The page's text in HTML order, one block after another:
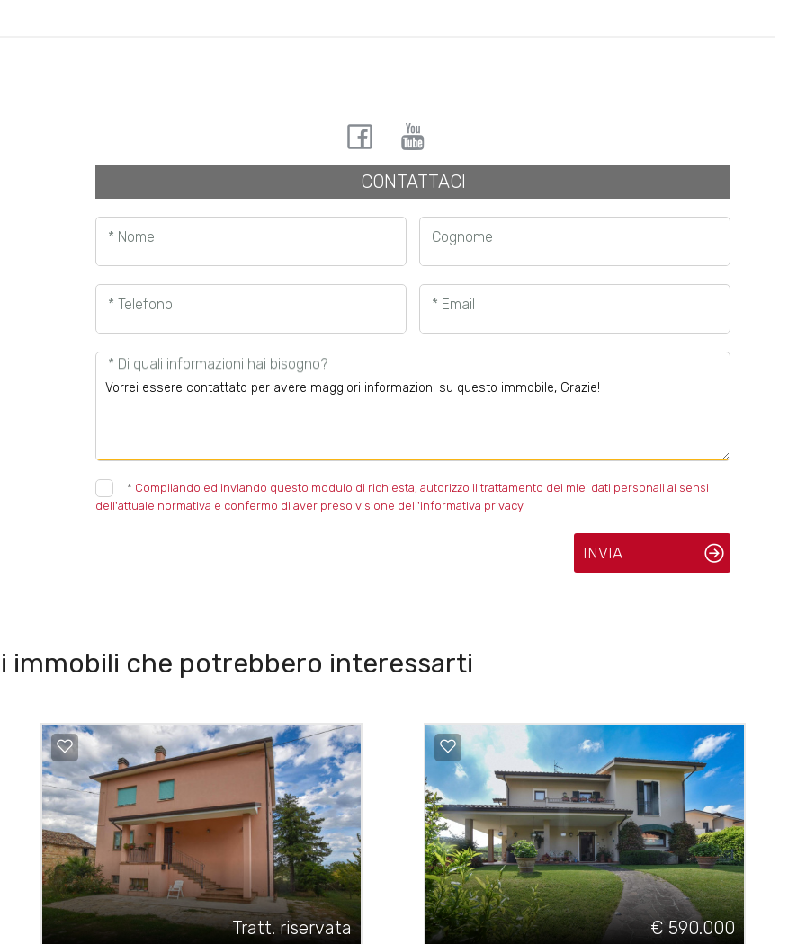
CONTATTACI
* Nome Cognome
* Telefono * Email
* Di quali informazioni hai bisogno?
* Compilando ed inviando questo modulo di richiesta, autorizzo il trattamento dei miei dati personali ai sensi
dell'attuale normativa e confermo di aver preso visione dell'informativa privacy.
INVIA
immobili che potrebbero interessarti
Tratt. riservata € 590.000